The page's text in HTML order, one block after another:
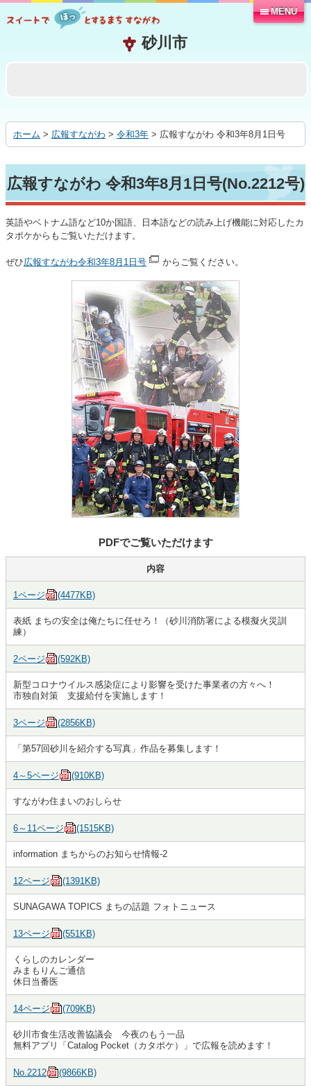
る
MENU
ホーム > 広報すながわ > 令和3年 > 広報すながわ 令和3年8月1日号
広報すながわ 令和3年8月1日号(No.2212号)
英語やベトナム語など10か国語、日本語などの読み上げ機能に対応したカ
タポケからもご覧いただけます。
ぜひ広報すながわ令和3年8月1日号 からご覧ください。
PDFでご覧いただけます
内容
1ページ (4477KB)
表紙 まちの安全は俺たちに任せろ！（砂川消防署による模擬火災訓
練）
2ページ (592KB)
新型コロナウイルス感染症により影響を受けた事業者の方々へ！
市独自対策 支援給付を実施します！
3ページ (2856KB)
「第57回砂川を紹介する写真」作品を募集します！
4～5ページ (910KB)
すながわ住まいのおしらせ
6～11ページ (1515KB)
information まちからのお知らせ情報-2
12ページ (1391KB)
SUNAGAWA TOPICS まちの話題 フォトニュース
13ページ (551KB)
くらしのカレンダー
みまもりんご通信
休日当番医
14ページ (709KB)
砂川市食生活改善協議会 今夜のもう一品
無料アプリ「Catalog Pocket（カタポケ）」で広報を読めます！
No.2212 (9866KB)